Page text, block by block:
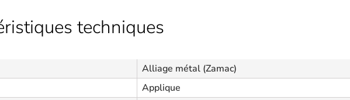
techniques
Alliage métal (Zamac)
Applique